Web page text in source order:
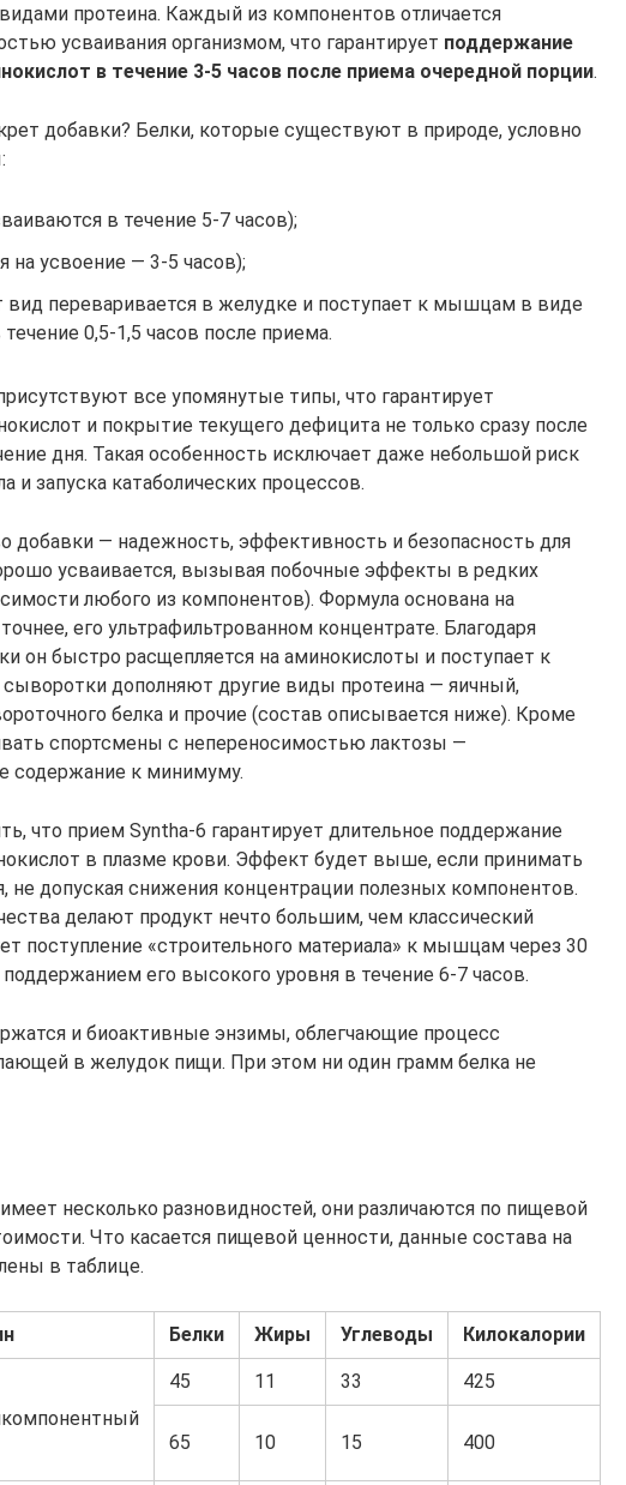
протеина. Каждый из компонентов отличается
усваивания организмом, что гарантирует поддержание
в течение 3-5 часов после приема очередной порции.
добавки? Белки, которые существуют в природе, условно
в течение 5-7 часов);
на усвоение — 3-5 часов);
переваривается в желудке и поступает к мышцам в виде
0,5-1,5 часов после приема.
все упомянутые типы, что гарантирует
и покрытие текущего дефицита не только сразу после
дня. Такая особенность исключает даже небольшой риск
и запуска катаболических процессов.
добавки — надежность, эффективность и безопасность для
усваивается, вызывая побочные эффекты в редких
любого из компонентов). Формула основана на
его ультрафильтрованном концентрате. Благодаря
он быстро расщепляется на аминокислоты и поступает к
дополняют другие виды протеина — яичный,
белка и прочие (состав описывается ниже). Кроме
спортсмены с непереносимостью лактозы —
содержание к минимуму.
что прием Syntha-6 гарантирует длительное поддержание
в плазме крови. Эффект будет выше, если принимать
не допуская снижения концентрации полезных компонентов.
делают продукт нечто большим, чем классический
поступление «строительного материала» к мышцам через 30
его высокого уровня в течение 6-7 часов.
и биоактивные энзимы, облегчающие процесс
в желудок пищи. При этом ни один грамм белка не
несколько разновидностей, они различаются по пищевой
Что касается пищевой ценности, данные состава на
в таблице.
Белки Жиры Углеводы Килокалории
45 11 33 425
65 10 15 400